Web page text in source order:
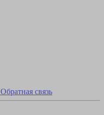
Обратная связь